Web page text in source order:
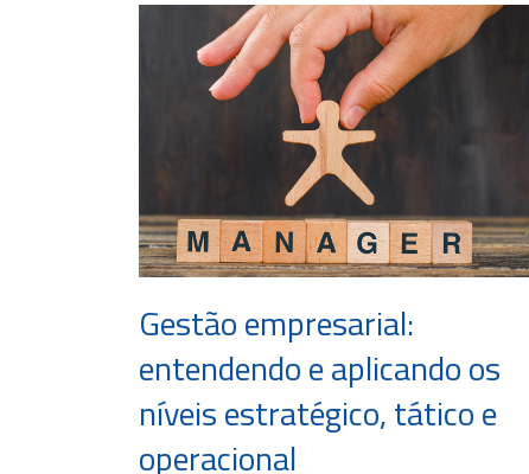
Gestão empresarial:
entendendo e aplicando os
níveis estratégico, tático e
operacional